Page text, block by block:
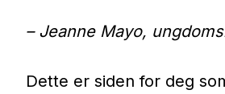
– Jeanne Mayo,
Dette er siden for deg